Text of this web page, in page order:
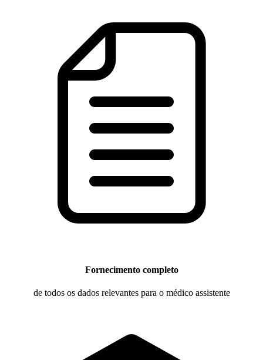
Fornecimento completo
de todos os dados relevantes para o médico assistente